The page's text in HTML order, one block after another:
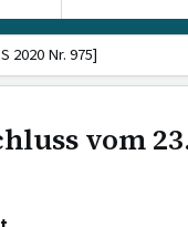
2020 Nr. 975]
vom